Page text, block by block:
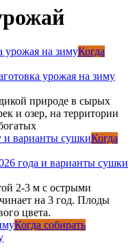
Когда
урожая на зиму
природе в сырых
и озер, на территории
Когда
года и варианты сушки
2-3 м с острыми
на 3 год. Плоды
цвета.
Когда собирать